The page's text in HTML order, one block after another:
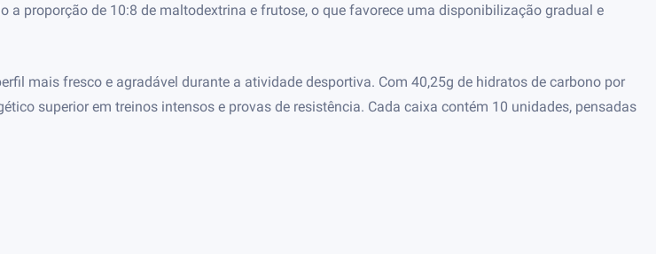
proporção de 10:8 de maltodextrina e frutose, o que favorece uma disponibilização gradual e
mais fresco e agradável durante a atividade desportiva. Com 40,25g de hidratos de carbono por
superior em treinos intensos e provas de resistência. Cada caixa contém 10 unidades, pensadas